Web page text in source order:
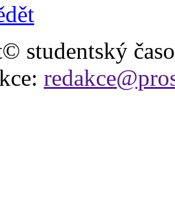
studentský